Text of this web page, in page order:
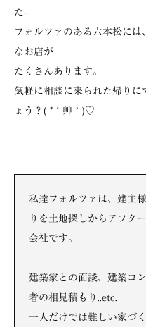
た。
フォルツァのある六本松に
なお店が
たくさんあります。
気軽に相談に来られた帰りに
ょう？( *´艸｀)♡
私達フォルツァは、建主
りを土地探しからアフタ
会社です。
建築家との面談、建築コ
者の相見積もり..etc.
一人だけでは難しい家づ